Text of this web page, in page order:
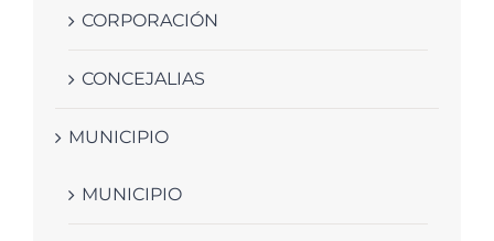
CORPORACIÓN
CONCEJALIAS
MUNICIPIO
MUNICIPIO